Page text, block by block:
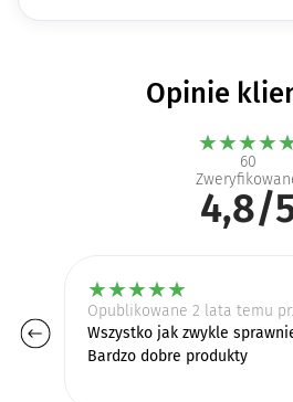
Opinie
★★★★
60
4,8/
★★★★★
Opublikowane 2 lata temu
Wszystko jak zwykle
Bardzo dobre produkty